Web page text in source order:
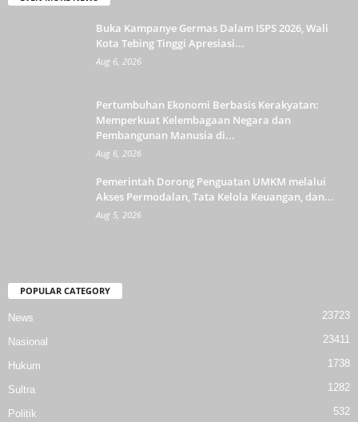
Buka Kampanye Germas Dalam ISPS 2026, Wali
Kota Tebing Tinggi Apresiasi...
Aug 6, 2026
Pertumbuhan Ekonomi Berbasis Kerakyatan:
Memperkuat Kelembagaan Negara dan
Pembangunan Manusia di...
Aug 6, 2026
Pemerintah Dorong Penguatan UMKM melalui
Akses Permodalan, Tata Kelola Keuangan, dan...
Aug 5, 2026
POPULAR CATEGORY
News 23723
Nasional 23411
Hukum 1738
Sultra 1282
Politik 532